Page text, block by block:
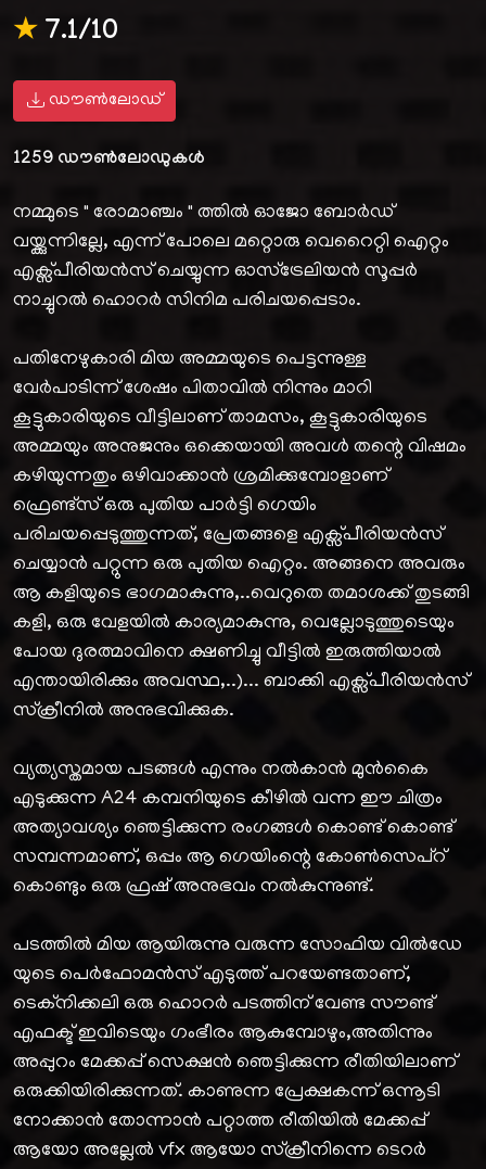
★7.1/10
ഡൗൺലോഡ്
1259 ഡൗൺലോഡുകൾ
നമ്മുടെ " രോമാഞ്ചം " ത്തിൽ ഓജോ ബോർഡ്‌
വയ്ക്കുന്നില്ലേ, എന്ന് പോലെ മറ്റൊരു വെറൈറ്റി ഐറ്റം
എക്സ്പീരിയൻസ് ചെയ്യുന്ന ഓസ്ട്രേലിയൻ സൂപ്പർ
നാച്ചുറൽ ഹൊറർ സിനിമ പരിചയപ്പെടാം.
പതിനേഴുകാരി മിയ അമ്മയുടെ പെട്ടന്നുള്ള
വേർപാടിന്ന് ശേഷം പിതാവിൽ നിന്നും മാറി
കൂട്ടുകാരിയുടെ വീട്ടിലാണ് താമസം, കൂട്ടുകാരിയുടെ
അമ്മയും അനുജനും ഒക്കെയായി അവൾ തന്റെ വിഷമം
കഴിയുന്നതും ഒഴിവാക്കാൻ ശ്രമിക്കുമ്പോളാണ്
ഫ്രെണ്ട്സ് ഒരു പുതിയ പാർട്ടി ഗെയിം
പരിചയപ്പെടുത്തുന്നത്, പ്രേതങ്ങളെ എക്സ്പീരിയൻസ്
ചെയ്യാൻ പറ്റുന്ന ഒരു പുതിയ ഐറ്റം. അങ്ങനെ അവരും
ആ കളിയുടെ ഭാഗമാകുന്നു,..വെറുതെ തമാശക്ക് തുടങ്ങി
കളി, ഒരു വേളയിൽ കാര്യമാകുന്നു, വെല്ലോടുത്തുടെയും
പോയ ദുരത്മാവിനെ ക്ഷണിച്ചു വീട്ടിൽ ഇരുത്തിയാൽ
എന്തായിരിക്കും അവസ്ഥ,..)... ബാക്കി എക്സ്പീരിയൻസ്
സ്ക്രീനിൽ അനുഭവിക്കുക.
വ്യത്യസ്തമായ പടങ്ങൾ എന്നും നൽകാൻ മുൻകൈ
എടുക്കുന്ന A24 കമ്പനിയുടെ കീഴിൽ വന്ന ഈ ചിത്രം
അത്യാവശ്യം ഞെട്ടിക്കുന്ന രംഗങ്ങൾ കൊണ്ട് കൊണ്ട്
സമ്പന്നമാണ്, ഒപ്പം ആ ഗെയിംന്റെ കോൺസെപ്റ്
കൊണ്ടും ഒരു ഫ്രഷ് അനുഭവം നൽകുന്നുണ്ട്.
പടത്തിൽ മിയ ആയിരുന്നു വരുന്ന സോഫിയ വിൽഡേ
യുടെ പെർഫോമൻസ് എടുത്ത് പറയേണ്ടതാണ്,
ടെക്‌നിക്കലി ഒരു ഹൊറർ പടത്തിന് വേണ്ട സൗണ്ട്
എഫക്ട് ഇവിടെയും ഗംഭീരം ആകുമ്പോഴും,അതിന്നും
അപ്പുറം മേക്കപ്പ് സെക്ഷൻ ഞെട്ടിക്കുന്ന രീതിയിലാണ്
ഒരുക്കിയിരിക്കുന്നത്. കാണുന്ന പ്രേക്ഷകന്ന് ഒന്നൂടി
നോക്കാൻ തോന്നാൻ പറ്റാത്ത രീതിയിൽ മേക്കപ്പ്
ആയോ അല്ലേൽ vfx ആയോ സ്ക്രീനിന്നെ ടെറർ